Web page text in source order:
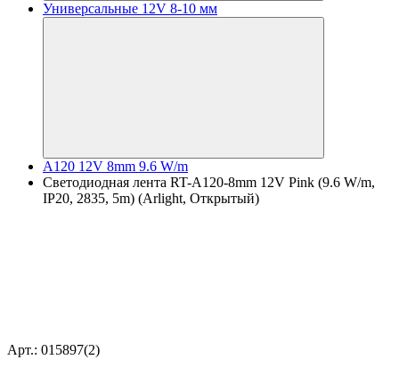
Универсальные 12V 8-10 мм
A120 12V 8mm 9.6 W/m
Светодиодная лента RT-A120-8mm 12V Pink (9.6 W/m,
IP20, 2835, 5m) (Arlight, Открытый)
Арт.: 015897(2)